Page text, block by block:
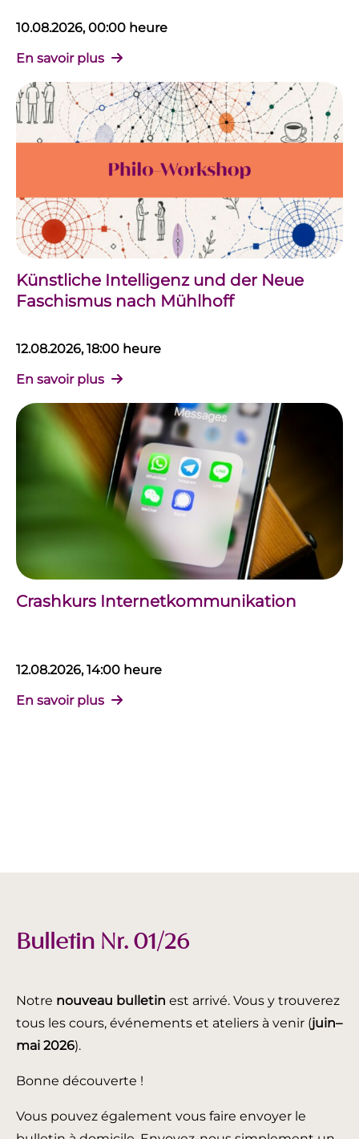
10.08.2026, 00:00 heure
En savoir plus
Künstliche Intelligenz und der Neue
Faschismus nach Mühlhoff
12.08.2026, 18:00 heure
En savoir plus
Crashkurs Internetkommunikation
12.08.2026, 14:00 heure
En savoir plus
Bulletin Nr. 01/26
Notre nouveau bulletin est arrivé. Vous y trouverez
tous les cours, événements et ateliers à venir (juin–
mai 2026).
Bonne découverte !
Vous pouvez également vous faire envoyer le